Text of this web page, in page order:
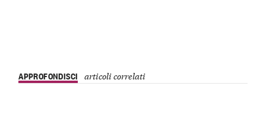
APPROFONDISCI articoli correlati